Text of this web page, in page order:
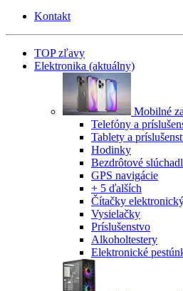
Kontakt
TOP zľavy
Elektronika (aktuálny)
Mobilné
Telefóny a
Tablety a
Hodinky
Bezdrôtové
GPS navigácie
+ 5 ďalších
Čítačky
Vysielačky
Príslušenstvo
Alkoholtestery
Elektronické